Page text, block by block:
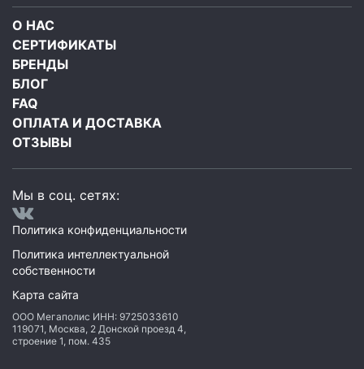
О НАС
СЕРТИФИКАТЫ
БРЕНДЫ
БЛОГ
FAQ
ОПЛАТА И ДОСТАВКА
ОТЗЫВЫ
Мы в соц. сетях:
Политика конфиденциальности
Политика интеллектуальной
собственности
Карта сайта
ООО Мегаполис ИНН: 9725033610
119071, Москва, 2 Донской проезд 4,
строение 1, пом. 435